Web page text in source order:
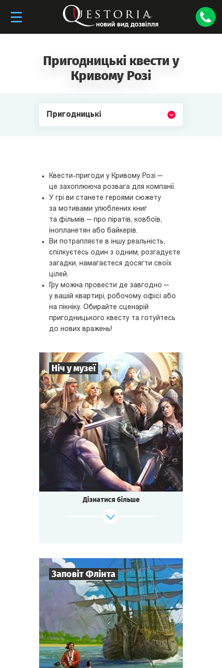
Пригодницькі квести у
Кривому Розі
Пригодницькі
Квести-пригоди у Кривому Розі —
це захоплююча розвага для компанії.
У грі ви станете героями сюжету
за мотивами улюблених книг
та фільмів — про піратів, ковбоїв,
інопланетян або байкерів.
Ви потрапляєте в іншу реальність,
спілкуєтесь один з одним, розгадуєте
загадки, намагаєтеся досягти своїх
цілей.
Гру можна провести де завгодно —
у вашій квартирі, робочому офісі або
на пікніку. Обирайте сценарій
пригодницького квесту та готуйтесь
до нових вражень!
Ніч у музеї
Гравців 8-35
Час гри 2-3 год.
Тематика Пригоди
Тип квесту Квесторія
Завжди мріяли потримати за руку Фараона,
зробити селфі з ватажком вікінгів або
поговорити з Оленою Прекрасною? Тоді
вам до нової реальності, у
загадки, шукайте скарбита спробуйте
відвернути Кінець світу, що насувається!
Зіграти Дивитися сценарій
Дізнатися більше
Заповіт Флінта
8-32
2-3 год.
Тематика Пригоди
Тип квесту Квесторія